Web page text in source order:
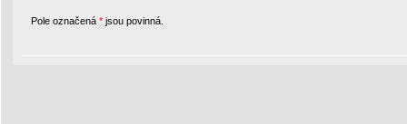
Pole označená * jsou povinná.